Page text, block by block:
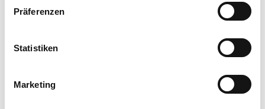
Präferenzen
Statistiken
Marketing
neutrale Auskunft. Sollte sich während der Anhörung
bzw. im Verfahren über die Beauskunftung ergeben,
ausgeschlossen werden kann, wird im Nachgang die